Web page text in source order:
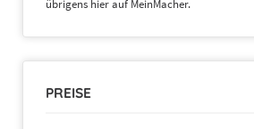
übrigens hier auf MeinMacher.
PREISE